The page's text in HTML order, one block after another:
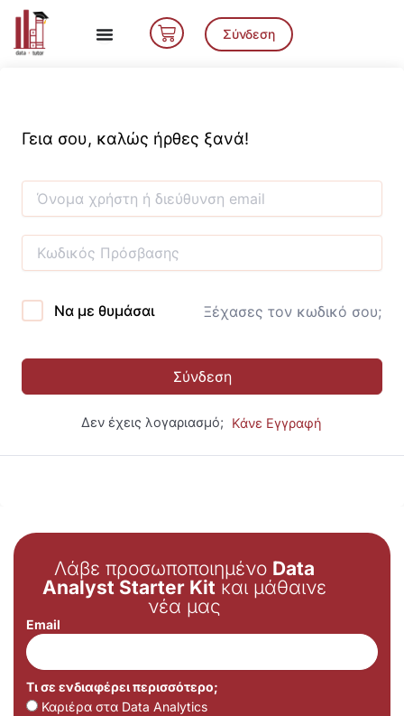
Μετάβαση
περιεχόμενο
Cart Σύνδεση
Γεια σου, καλώς ήρθες ξανά!
Να με θυμάσαι Ξέχασες τον κωδικό σου;
Σύνδεση
Δεν έχεις λογαριασμό; Κάνε Εγγραφή
Λάβε προσωποποιημένο Data
Analyst Starter Kit και μάθαινε
νέα μας
Email
Τι σε ενδιαφέρει περισσότερο;
Καριέρα στα Data Analytics